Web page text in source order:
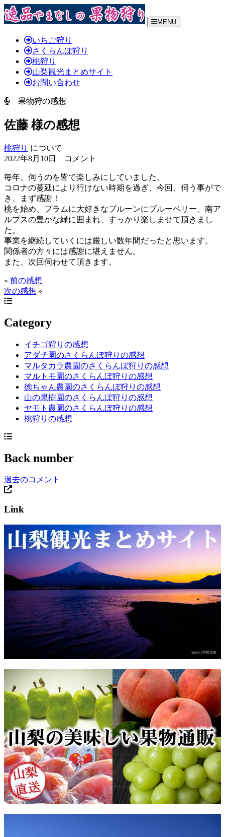
MENU
いちご狩り
さくらんぼ狩り
桃狩り
山梨観光まとめサイト
お問い合わせ
果物狩の感想
佐藤 様の感想
桃狩り について
2022年8月10日 コメント
毎年、伺うのを皆で楽しみにしていました。
コロナの蔓延により行けない時期を過ぎ、今回、伺う事がで
き、まず感謝！
桃を始め、プラムに大好きなプルーンにブルーベリー、南ア
ルプスの豊かな緑に囲まれ、すっかり楽しませて頂きまし
た。
事業を継続していくには厳しい数年間だったと思います。
関係者の方々には感謝に堪えません。
また、次回伺わせて頂きます。
« 前の感想
次の感想 »
Category
イチゴ狩りの感想
アダチ園のさくらんぼ狩りの感想
マルタカラ農園のさくらんぼ狩りの感想
マルトモ園のさくらんぼ狩りの感想
徳ちゃん農園のさくらんぼ狩りの感想
山の果樹園のさくらんぼ狩りの感想
ヤモト農園のさくらんぼ狩りの感想
桃狩りの感想
Back number
過去のコメント
Link